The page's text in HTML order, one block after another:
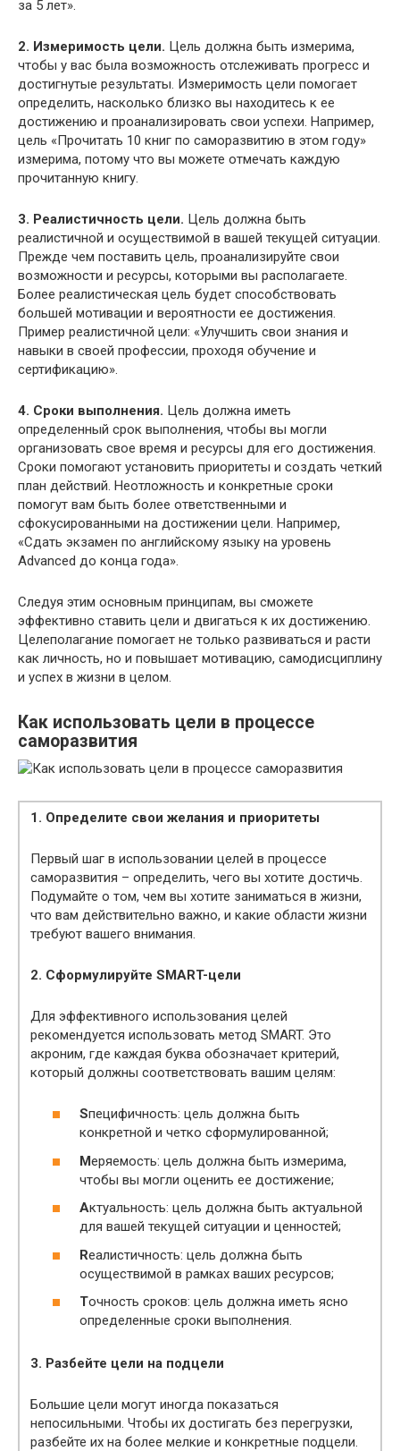
за 5 лет».
2. Измеримость цели. Цель должна быть измерима,
чтобы у вас была возможность отслеживать прогресс и
достигнутые результаты. Измеримость цели помогает
определить, насколько близко вы находитесь к ее
достижению и проанализировать свои успехи. Например,
цель «Прочитать 10 книг по саморазвитию в этом году»
измерима, потому что вы можете отмечать каждую
прочитанную книгу.
3. Реалистичность цели. Цель должна быть
реалистичной и осуществимой в вашей текущей ситуации.
Прежде чем поставить цель, проанализируйте свои
возможности и ресурсы, которыми вы располагаете.
Более реалистическая цель будет способствовать
большей мотивации и вероятности ее достижения.
Пример реалистичной цели: «Улучшить свои знания и
навыки в своей профессии, проходя обучение и
сертификацию».
4. Сроки выполнения. Цель должна иметь
определенный срок выполнения, чтобы вы могли
организовать свое время и ресурсы для его достижения.
Сроки помогают установить приоритеты и создать четкий
план действий. Неотложность и конкретные сроки
помогут вам быть более ответственными и
сфокусированными на достижении цели. Например,
«Сдать экзамен по английскому языку на уровень
Advanced до конца года».
Следуя этим основным принципам, вы сможете
эффективно ставить цели и двигаться к их достижению.
Целеполагание помогает не только развиваться и расти
как личность, но и повышает мотивацию, самодисциплину
и успех в жизни в целом.
Как использовать цели в процессе
саморазвития
1. Определите свои желания и приоритеты
Первый шаг в использовании целей в процессе
саморазвития – определить, чего вы хотите достичь.
Подумайте о том, чем вы хотите заниматься в жизни,
что вам действительно важно, и какие области жизни
требуют вашего внимания.
2. Сформулируйте SMART-цели
Для эффективного использования целей
рекомендуется использовать метод SMART. Это
акроним, где каждая буква обозначает критерий,
который должны соответствовать вашим целям:
Sпецифичность: цель должна быть
конкретной и четко сформулированной;
Mеряемость: цель должна быть измерима,
чтобы вы могли оценить ее достижение;
Aктуальность: цель должна быть актуальной
для вашей текущей ситуации и ценностей;
Rеалистичность: цель должна быть
осуществимой в рамках ваших ресурсов;
Tочность сроков: цель должна иметь ясно
определенные сроки выполнения.
3. Разбейте цели на подцели
Большие цели могут иногда показаться
непосильными. Чтобы их достигать без перегрузки,
разбейте их на более мелкие и конкретные подцели.